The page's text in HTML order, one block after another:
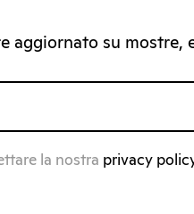
aggiornato su mostre,
la nostra privacy